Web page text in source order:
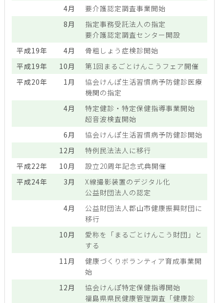
4月
要介護認定調査事業開始
8月
指定事務受託法人の指定
要介護認定調査センター開設
平成19年
4月
骨粗しょう症検診開始
平成19年
10月
第1回まるごとけんこうフェア開催
平成20年
1月
協会けんぽ生活習慣病予防健診医療
機関の指定
4月
特定健診・特定保健指導事業開始
超音波検査開始
6月
協会けんぽ生活習慣病予防健診開始
12月
特例民法法人に移行
平成22年
10月
設立20周年記念式典開催
平成24年
3月
X線撮影装置のデジタル化
公益財団法人の認定
4月
公益財団法人郡山市健康振興財団に
移行
10月
愛称を「まるごとけんこう財団」と
する
11月
健康づくりボランティア育成事業開
始
12月
協会けんぽ特定保健指導開始
福島県県民健康管理調査「健康診